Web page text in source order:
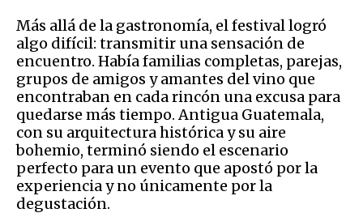
Más allá de la gastronomía, el festival logró
algo difícil: transmitir una sensación de
encuentro. Había familias completas, parejas,
grupos de amigos y amantes del vino que
encontraban en cada rincón una excusa para
quedarse más tiempo. Antigua Guatemala,
con su arquitectura histórica y su aire
bohemio, terminó siendo el escenario
perfecto para un evento que apostó por la
experiencia y no únicamente por la
degustación.